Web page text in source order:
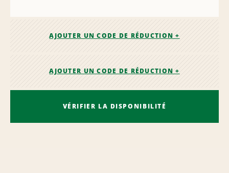
AJOUTER UN CODE DE RÉDUCTION +
AJOUTER UN CODE DE RÉDUCTION +
VÉRIFIER LA DISPONIBILITÉ